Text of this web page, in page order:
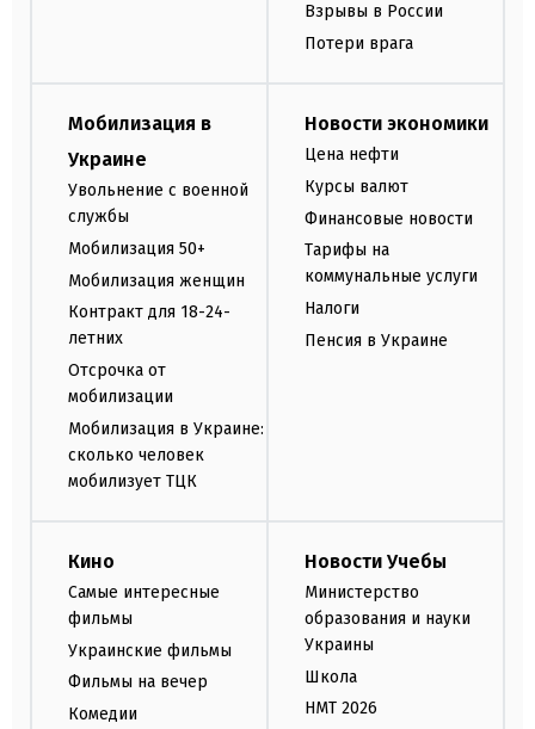
Взрывы в России
Потери врага
Мобилизация в
Украине
Увольнение с военной
службы
Мобилизация 50+
Мобилизация женщин
Контракт для 18-24-
летних
Отсрочка от
мобилизации
Мобилизация в Украине:
сколько человек
мобилизует ТЦК
Новости экономики
Цена нефти
Курсы валют
Финансовые новости
Тарифы на
коммунальные услуги
Налоги
Пенсия в Украине
Кино
Самые интересные
фильмы
Украинские фильмы
Фильмы на вечер
Комедии
Новости Учебы
Министерство
образования и науки
Украины
Школа
НМТ 2026